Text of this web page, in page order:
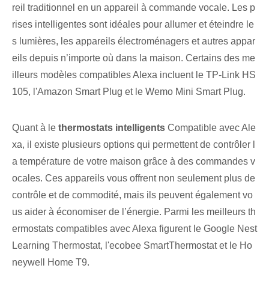
reil traditionnel en un appareil à commande vocale. Les p
rises intelligentes sont idéales pour allumer et éteindre le
s lumières, les appareils électroménagers et autres appar
eils depuis n’importe où dans la maison. Certains des me
illeurs modèles compatibles Alexa incluent le⁢ TP-Link HS
105, l'Amazon Smart Plug et le Wemo Mini Smart Plug.
Quant à⁤ le thermostats intelligents Compatible avec Ale
xa, il existe plusieurs options qui permettent de contrôler l
a température de votre maison grâce à des commandes v
ocales. Ces appareils vous offrent non seulement plus de
contrôle et de commodité, mais ils peuvent également vo
us aider à économiser de l’énergie. Parmi les meilleurs th
ermostats compatibles avec Alexa figurent le Google Nest
Learning Thermostat, l'ecobee SmartThermostat et le Ho
neywell Home T9.